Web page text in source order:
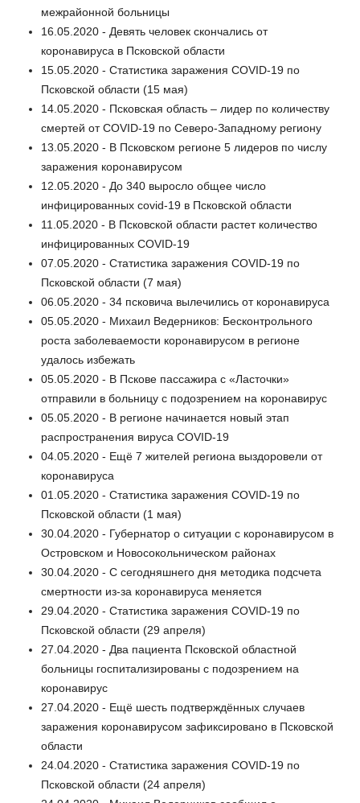
межрайонной больницы
16.05.2020 - Девять человек скончались от
коронавируса в Псковской области
15.05.2020 - Статистика заражения COVID-19 по
Псковской области (15 мая)
14.05.2020 - Псковская область – лидер по количеству
смертей от COVID-19 по Северо-Западному региону
13.05.2020 - В Псковском регионе 5 лидеров по числу
заражения коронавирусом
12.05.2020 - До 340 выросло общее число
инфицированных covid-19 в Псковской области
11.05.2020 - В Псковской области растет количество
инфицированных COVID-19
07.05.2020 - Статистика заражения COVID-19 по
Псковской области (7 мая)
06.05.2020 - 34 псковича вылечились от коронавируса
05.05.2020 - Михаил Ведерников: Бесконтрольного
роста заболеваемости коронавирусом в регионе
удалось избежать
05.05.2020 - В Пскове пассажира с «Ласточки»
отправили в больницу с подозрением на коронавирус
05.05.2020 - В регионе начинается новый этап
распространения вируса COVID-19
04.05.2020 - Ещё 7 жителей региона выздоровели от
коронавируса
01.05.2020 - Статистика заражения COVID-19 по
Псковской области (1 мая)
30.04.2020 - Губернатор о ситуации с коронавирусом в
Островском и Новосокольническом районах
30.04.2020 - С сегодняшнего дня методика подсчета
смертности из-за коронавируса меняется
29.04.2020 - Статистика заражения COVID-19 по
Псковской области (29 апреля)
27.04.2020 - Два пациента Псковской областной
больницы госпитализированы с подозрением на
коронавирус
27.04.2020 - Ещё шесть подтверждённых случаев
заражения коронавирусом зафиксировано в Псковской
области
24.04.2020 - Статистика заражения COVID-19 по
Псковской области (24 апреля)